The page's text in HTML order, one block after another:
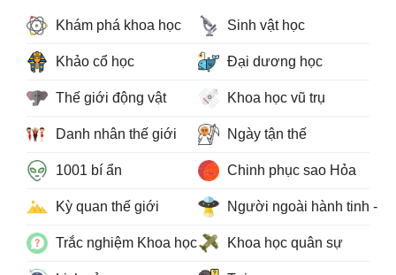
Khám phá khoa học Sinh vật học
Khảo cổ học Đại dương học
Thế giới động vật Khoa học vũ trụ
Danh nhân thế giới Ngày tận thế
1001 bí ẩn Chinh phục sao Hỏa
Kỳ quan thế giới Người ngoài hành tinh -
Trắc nghiệm Khoa học Khoa học quân sự